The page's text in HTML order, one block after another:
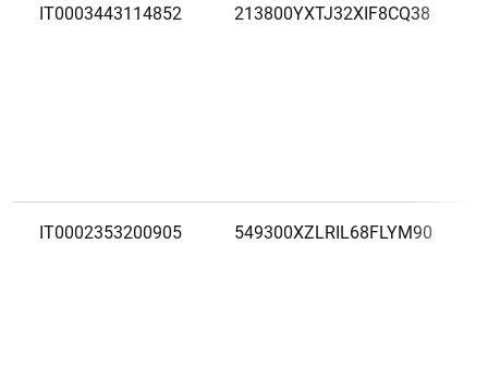
IT0003443114852 213800YXTJ32XIF8CQ38
IT0002353200905 549300XZLRIL68FLYM90